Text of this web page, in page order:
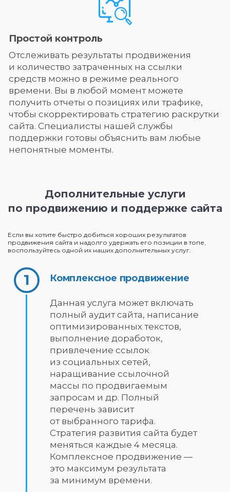
Простой контроль
Отслеживать результаты продвижения
и количество затраченных на ссылки
средств можно в режиме реального
времени. Вы в любой момент можете
получить отчеты о позициях или трафике,
чтобы скорректировать стратегию раскрутки
сайта. Специалисты нашей службы
поддержки готовы объяснить вам любые
непонятные моменты.
Дополнительные услуги
по продвижению и поддержке сайта
Если вы хотите быстро добиться хороших результатов
продвижения сайта и надолго удержать его позиции в топе,
воспользуйтесь одной их наших дополнительных услуг.
Комплексное продвижение
Данная услуга может включать
полный аудит сайта, написание
оптимизированных текстов,
выполнение доработок,
привлечение ссылок
из социальных сетей,
наращивание ссылочной
массы по продвигаемым
запросам и др. Полный
перечень зависит
от выбранного тарифа.
Стратегия развития сайта будет
меняться каждые 4 месяца.
Комплексное продвижение —
это максимум результата
за минимум времени.